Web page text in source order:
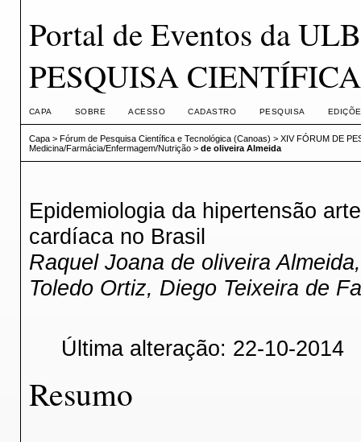
Portal de Eventos da
PESQUISA
CAPA SOBRE ACESSO CADASTRO PESQUISA
Capa> Fórum de Pesquisa Científica e Tecnológica (Canoas) > XIV FÓRUM DE
Medicina/Farmácia/Enfermagem/Nutrição> de oliveira Almeida
Epidemiologia da hipertensão
cardíaca no Brasil
Raquel Joana de oliveira
Toledo Ortiz, Diego Teixeira de
Última alteração: 22-10-2014
Resumo